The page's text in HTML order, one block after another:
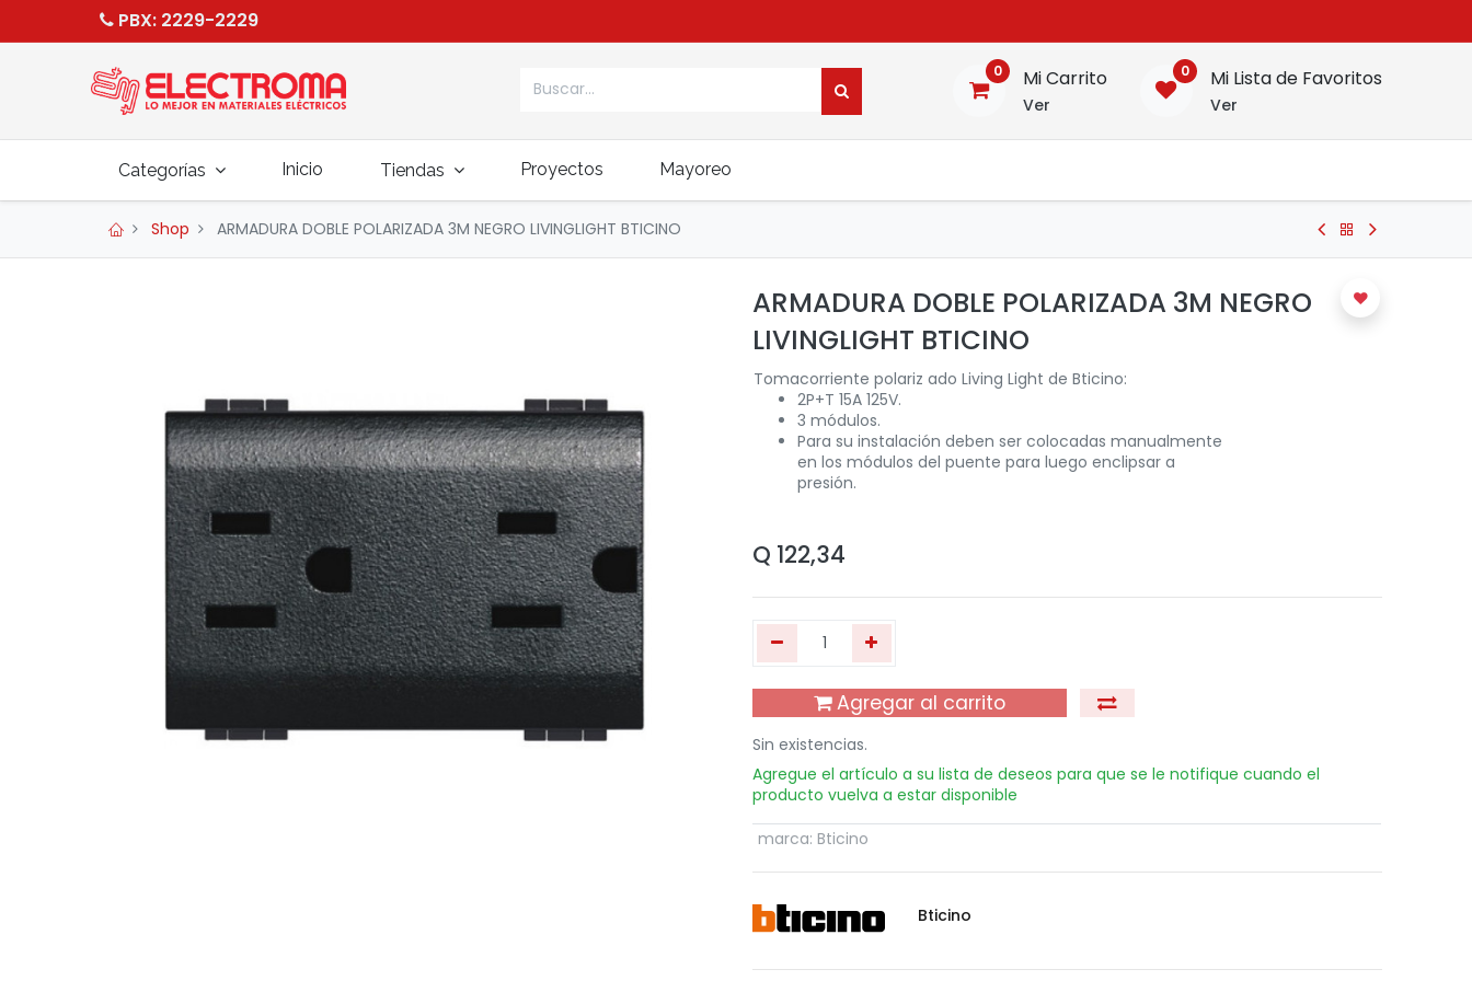
PBX: 2229-2229
0 Mi Carrito
Ver
0 Mi Lista de Favoritos
Ver
Categorías Inicio Tiendas Proyectos Mayoreo
Shop ARMADURA DOBLE POLARIZADA 3M NEGRO LIVINGLIGHT BTICINO
ARMADURA DOBLE POLARIZADA 3M NEGRO
LIVINGLIGHT BTICINO
Tomacorriente polariz ado Living Light de Bticino:
2P+T 15A 125V.
3 módulos.
Para su instalación deben ser colocadas manualmente
en los módulos del puente para luego enclipsar a
presión.
Q 122,34
Agregar al carrito
Sin existencias.
Agregue el artículo a su lista de deseos para que se le notifique cuando el
producto vuelva a estar disponible
marca: Bticino
Bticino